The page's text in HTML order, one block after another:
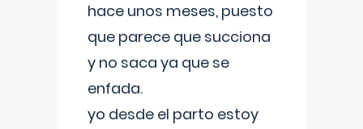
hace unos meses, puesto
que parece que succiona
y no saca ya que se
enfada.
yo desde el parto estoy